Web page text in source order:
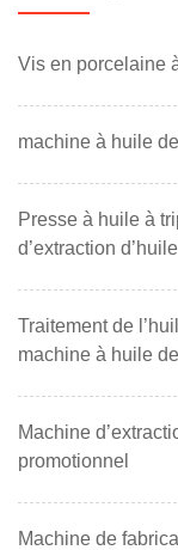
Vis en porcelaine
machine à huile
Presse à huile à
d’extraction
Traitement de
machine à huile
Machine
promotionnel
Machine de